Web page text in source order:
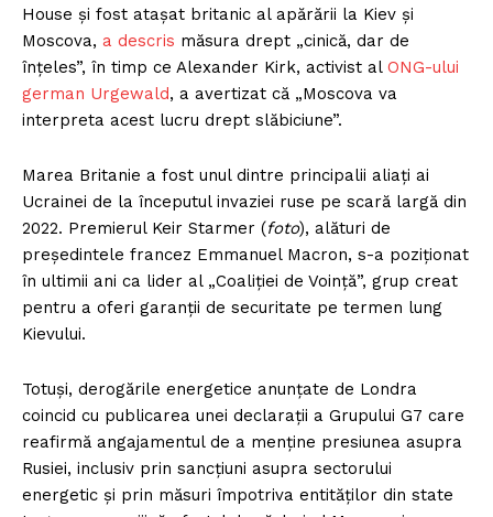
House și fost atașat britanic al apărării la Kiev și
Moscova, a descris măsura drept „cinică, dar de
înțeles”, în timp ce Alexander Kirk, activist al ONG-ului
german Urgewald, a avertizat că „Moscova va
interpreta acest lucru drept slăbiciune”.
Marea Britanie a fost unul dintre principalii aliați ai
Ucrainei de la începutul invaziei ruse pe scară largă din
2022. Premierul Keir Starmer (foto), alături de
președintele francez Emmanuel Macron, s-a poziționat
în ultimii ani ca lider al „Coaliției de Voință”, grup creat
pentru a oferi garanții de securitate pe termen lung
Kievului.
Totuși, derogările energetice anunțate de Londra
coincid cu publicarea unei declarații a Grupului G7 care
reafirmă angajamentul de a menține presiunea asupra
Rusiei, inclusiv prin sancțiuni asupra sectorului
energetic și prin măsuri împotriva entităților din state